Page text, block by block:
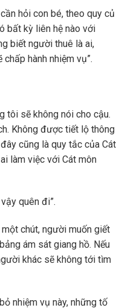
hỏi con bé, theo quy củ
bất kỳ liên hệ nào với
biết người thuê là ai,
hành nhiệm vụ”.
tôi sẽ không nói cho cậu.
Không được tiết lộ thông
cũng là quy tắc của Cát
làm việc với Cát môn
quên đi”.
chút, người muốn giết
ám sát giang hồ. Nếu
khác sẽ không tới tìm
nhiệm vụ này, những tố